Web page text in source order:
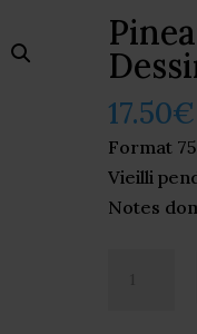
17.50€
Format
Vieilli
Notes